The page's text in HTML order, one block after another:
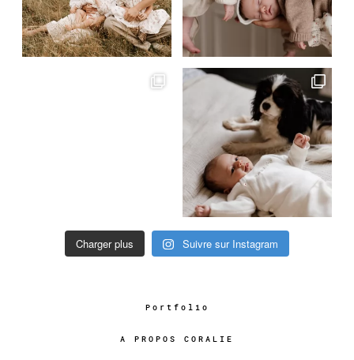
Charger plus Suivre sur Instagram
Portfolio
A PROPOS CORALIE